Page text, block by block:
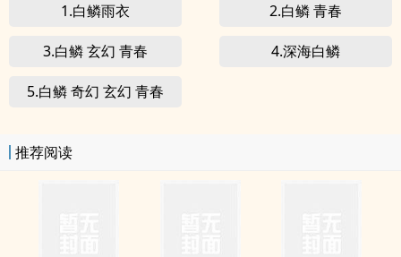
1.白鳞雨衣
2.白鳞 青春
3.白鳞 玄幻 青春 4.深海白鳞
5.白鳞 奇幻 玄幻 青春
推荐阅读